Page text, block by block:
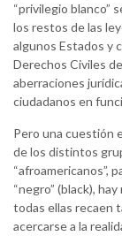
“privilegio blanco”
los restos de las
algunos Estados y
Derechos Civiles
aberraciones
ciudadanos en
Pero una cuestión
de los distintos
“afroamericanos”,
“negro” (black),
todas ellas recaen
acercarse a la